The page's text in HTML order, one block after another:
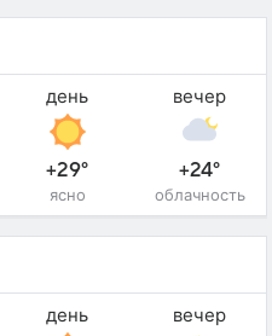
день
+29°
ясно
вечер
+24°
облачность
день вечер